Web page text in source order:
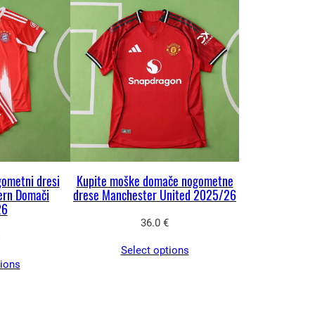
dresi
Domači
Kupite moške domače nogometne
drese Manchester United 2025/26
36.0 €
Select options